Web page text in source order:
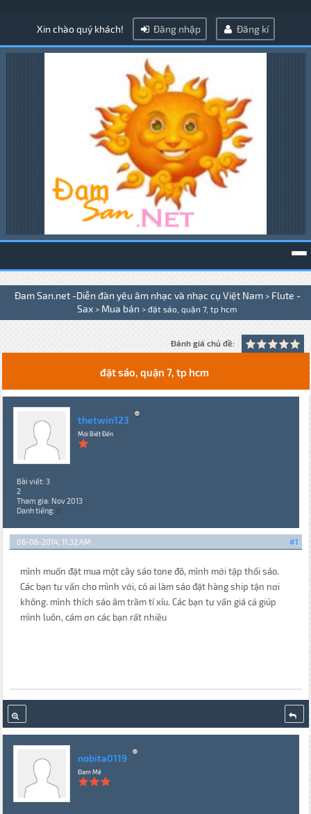
Xin chào quý khách! Đăng nhập Đăng kí
Đam San.net -Diễn đàn yêu âm nhạc và nhạc cụ Việt Nam > Flute -
Sax > Mua bán > đặt sáo, quận 7, tp hcm
Đánh giá chủ đề:
đặt sáo, quận 7, tp hcm
thetwin123
Mới Biết Đến
Bài viết: 3
2
Tham gia: Nov 2013
Danh tiếng: 0
#1
06-06-2014, 11:32 AM
mình muốn đặt mua một cây sáo tone đô, mình mới tập thổi sáo.
Các bạn tư vấn cho mình với, có ai làm sáo đặt hàng ship tận nơi
không. mình thích sáo âm trầm tí xíu. Các bạn tư vấn giá cả giúp
mình luôn, cám ơn các bạn rất nhiều
nobita0119
Đam Mê